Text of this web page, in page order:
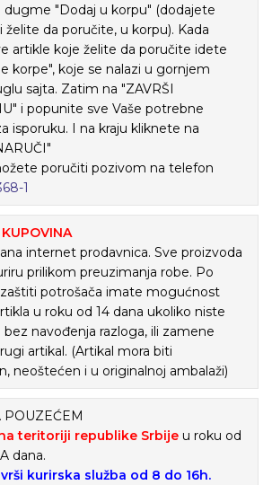
dugme "Dodaj u korpu" (dodajete
želite da poručite, u korpu). Kada
artikle koje želite da poručite idete
korpe", koje se nalazi u gornjem
sajta. Zatim na "ZAVRŠI
i popunite sve Vaše potrebne
isporuku. I na kraju kliknete na
poručiti pozivom na telefon
1
internet prodavnica. Sve proizvoda
prilikom preuzimanja robe. Po
potrošača imate mogućnost
u roku od 14 dana ukoliko niste
bez navođenja razloga, ili zamene
artikal. (Artikal mora biti
neoštećen i u originalnoj ambalaži)
POUZEĆEM
teritoriji republike Srbije u roku od
dana.
kurirska služba od 8 do 16h.